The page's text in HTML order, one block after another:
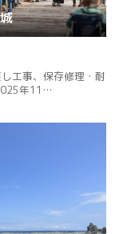
工事、保存修理・耐
年11…